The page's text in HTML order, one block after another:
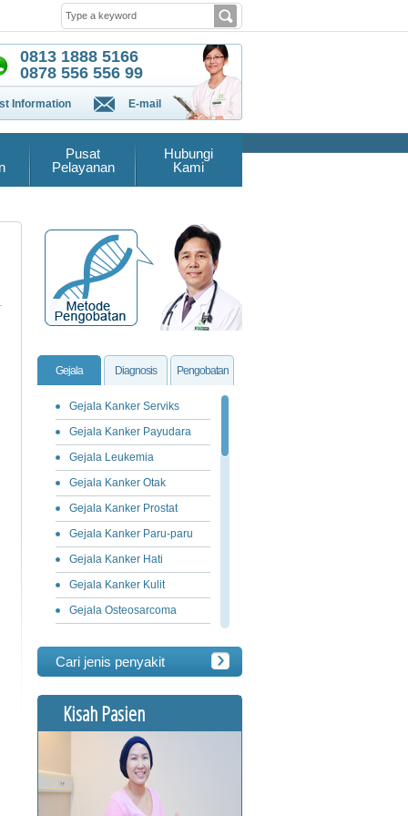
0813 1888 5166
0878 556 556 99
Information E-mail
Pusat
Pelayanan
Hubungi
Kami
Gejala Diagnosis Pengobatan
Gejala Kanker Serviks
Gejala Kanker Payudara
Gejala Leukemia
Gejala Kanker Otak
Gejala Kanker Prostat
Gejala Kanker Paru-paru
Gejala Kanker Hati
Gejala Kanker Kulit
Gejala Osteosarcoma
Gejala Kanker Lambung
Gejala Kanker Pankreas
Gejala Kanker Usus Besar
Gejala Kanker Penis
Gejala Kanker Testis
Cari jenis penyakit
Kisah Pasien